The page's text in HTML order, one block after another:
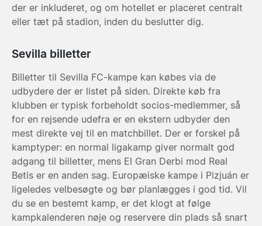
der er inkluderet, og om hotellet er placeret centralt
eller tæt på stadion, inden du beslutter dig.
Sevilla billetter
Billetter til Sevilla FC-kampe kan købes via de
udbydere der er listet på siden. Direkte køb fra
klubben er typisk forbeholdt socios-medlemmer, så
for en rejsende udefra er en ekstern udbyder den
mest direkte vej til en matchbillet. Der er forskel på
kamptyper: en normal ligakamp giver normalt god
adgang til billetter, mens El Gran Derbi mod Real
Betis er en anden sag. Europæiske kampe i Pizjuán er
ligeledes velbesøgte og bør planlægges i god tid. Vil
du se en bestemt kamp, er det klogt at følge
kampkalenderen nøje og reservere din plads så snart